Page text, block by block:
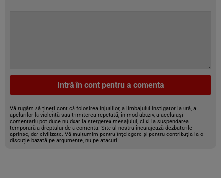
Intră în cont pentru a comenta
Vă rugăm să țineți cont că folosirea injuriilor, a limbajului instigator la ură, a
apelurilor la violență sau trimiterea repetată, în mod abuziv, a aceluiași
comentariu pot duce nu doar la ștergerea mesajului, ci și la suspendarea
temporară a dreptului de a comenta. Site-ul nostru încurajează dezbaterile
aprinse, dar civilizate. Vă mulțumim pentru înțelegere și pentru contribuția la o
discuție bazată pe argumente, nu pe atacuri.